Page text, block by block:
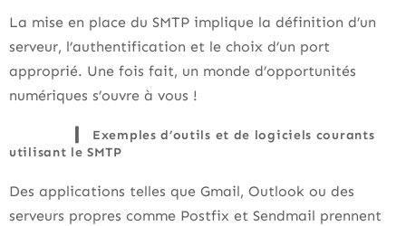
La mise en place du SMTP implique la définition d’un
serveur, l’authentification et le choix d’un port
approprié. Une fois fait, un monde d’opportunités
numériques s’ouvre à vous !
Exemples d’outils et de logiciels courants
utilisant le SMTP
Des applications telles que Gmail, Outlook ou des
serveurs propres comme Postfix et Sendmail prennent